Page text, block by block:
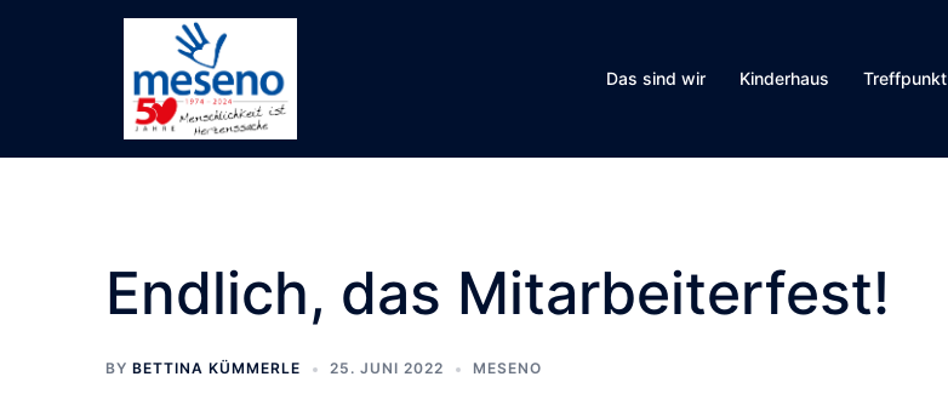
Das sind wir Kinderhaus Treffpunkt
Endlich, das Mitarbeiterfest!
BY BETTINA KÜMMERLE 25. JUNI 2022 MESENO